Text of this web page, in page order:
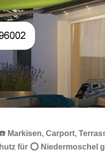
Markisen, Carport,
für ⭕